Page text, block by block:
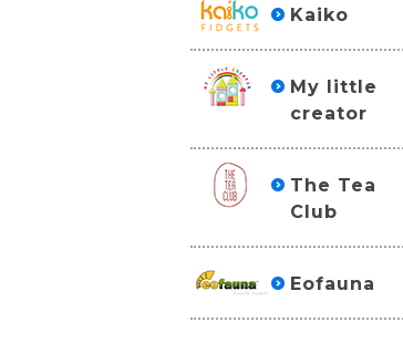
Kaiko
My little
creator
The Tea
Club
Eofauna